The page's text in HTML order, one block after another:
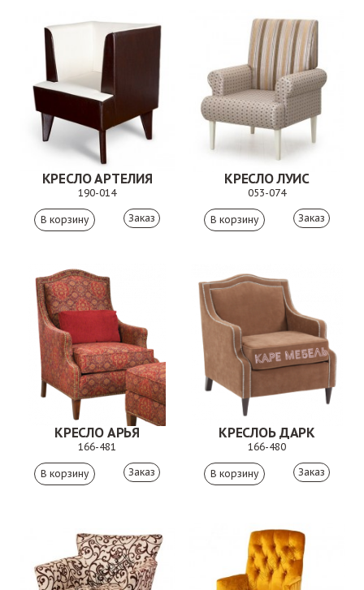
КРЕСЛО АРТЕЛИЯ
190-014
Заказ
КРЕСЛО ЛУИС
053-074
Заказ
КРЕСЛО АРЬЯ
166-481
Заказ
КРЕСЛОЬ ДАРК
166-480
Заказ